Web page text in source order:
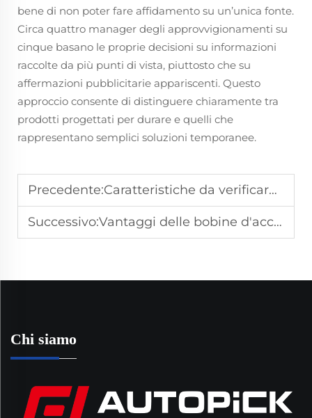
bene di non poter fare affidamento su un’unica fonte.
Circa quattro manager degli approvvigionamenti su
cinque basano le proprie decisioni su informazioni
raccolte da più punti di vista, piuttosto che su
affermazioni pubblicitarie appariscenti. Questo
approccio consente di distinguere chiaramente tra
prodotti progettati per durare e quelli che
rappresentano semplici soluzioni temporanee.
Precedente:Caratteristiche da verificare per un coperchio della testata resistente e duraturo
Successivo:Vantaggi delle bobine d'accensione personalizzate ad alte prestazioni per veicoli da corsa o pesanti
Chi siamo